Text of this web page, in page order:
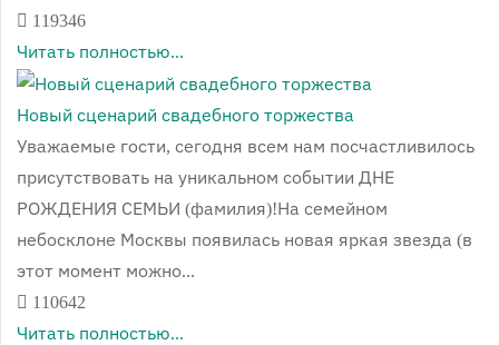
119346
Читать полностью...
Новый сценарий свадебного торжества
Уважаемые гости, сегодня всем нам посчастливилось
присутствовать на уникальном событии ДНЕ
РОЖДЕНИЯ СЕМЬИ (фамилия)!На семейном
небосклоне Москвы появилась новая яркая звезда (в
этот момент можно...
110642
Читать полностью...